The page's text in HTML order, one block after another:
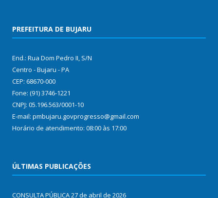
PREFEITURA DE BUJARU
End.: Rua Dom Pedro II, S/N
Centro - Bujaru - PA
CEP: 68670-000
Fone: (91) 3746-1221
CNPJ: 05.196.563/0001-10
E-mail: pmbujaru.govprogresso@gmail.com
Horário de atendimento: 08:00 às 17:00
ÚLTIMAS PUBLICAÇÕES
CONSULTA PÚBLICA27 de abril de 2026